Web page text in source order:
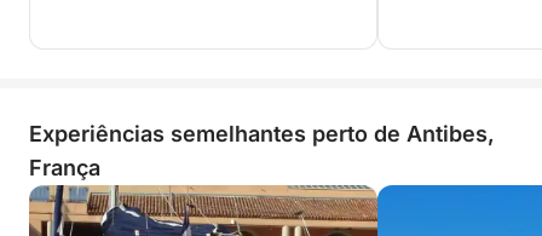
Experiências semelhantes perto de Antibes,
França